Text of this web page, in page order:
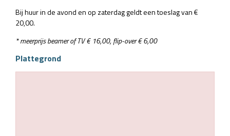
Bij huur in de avond en op zaterdag geldt een toeslag van €
20,00.
* meerprijs beamer of TV € 16,00, flip-over € 6,00
Plattegrond